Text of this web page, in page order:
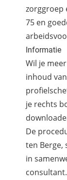
zorggroep
75 en
Informatie
Wil je
inhoud
je rechts
De
ten Berge,
in
consultant.